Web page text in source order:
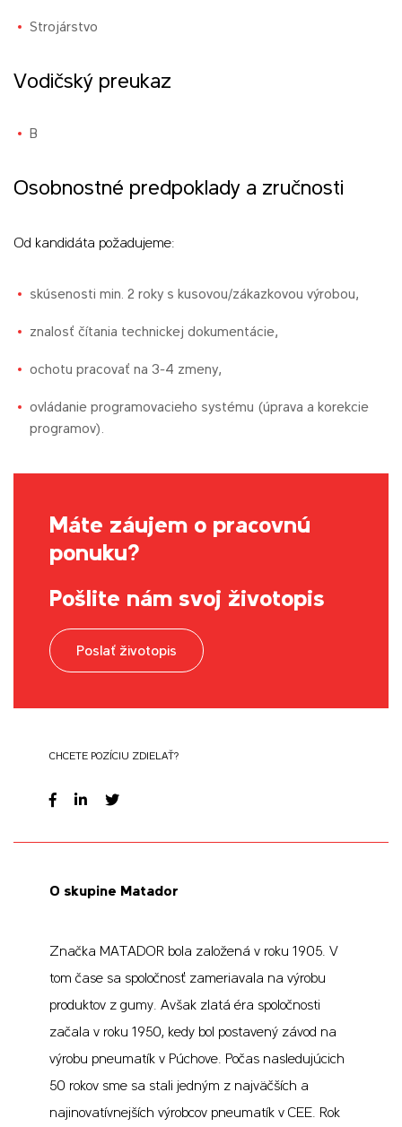
Strojárstvo
Vodičský preukaz
B
Osobnostné predpoklady a zručnosti
Od kandidáta požadujeme:
skúsenosti min. 2 roky s kusovou/zákazkovou výrobou,
znalosť čítania technickej dokumentácie,
ochotu pracovať na 3-4 zmeny,
ovládanie programovacieho systému (úprava a korekcie
programov).
Máte záujem o pracovnú
ponuku?
Pošlite nám svoj životopis
Poslať životopis
CHCETE POZÍCIU ZDIELAŤ?
O skupine Matador
Značka MATADOR bola založená v roku 1905. V
tom čase sa spoločnosť zameriavala na výrobu
produktov z gumy. Avšak zlatá éra spoločnosti
začala v roku 1950, kedy bol postavený závod na
výrobu pneumatík v Púchove. Počas nasledujúcich
50 rokov sme sa stali jedným z najväčších a
najinovatívnejších výrobcov pneumatík v CEE. Rok